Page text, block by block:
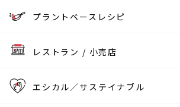
プラントベースレシピ
レストラン / 小売店
エシカル／サステイナブル